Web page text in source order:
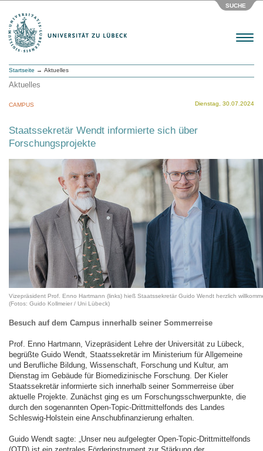
SUCHE
Menu
Startseite → Aktuelles
Aktuelles
Dienstag, 30.07.2024
CAMPUS
Staatssekretär Wendt informierte sich über
Forschungsprojekte
Vizepräsident Prof. Enno Hartmann (links) hieß Staatssekretär Guido Wendt herzlich
(Fotos: Guido Kollmeier / Uni Lübeck)
Besuch auf dem Campus innerhalb seiner Sommerreise
Prof. Enno Hartmann, Vizepräsident Lehre der Universität zu Lübeck,
begrüßte Guido Wendt, Staatssekretär im Ministerium für Allgemeine
und Berufliche Bildung, Wissenschaft, Forschung und Kultur, am
Dienstag im Gebäude für Biomedizinische Forschung. Der Kieler
Staatssekretär informierte sich innerhalb seiner Sommerreise über
aktuelle Projekte. Zunächst ging es um Forschungsschwerpunkte, die
durch den sogenannten Open-Topic-Drittmittelfonds des Landes
Schleswig-Holstein eine Anschubfinanzierung erhalten.
Guido Wendt sagte: „Unser neu aufgelegter Open-Topic-Drittmittelfonds